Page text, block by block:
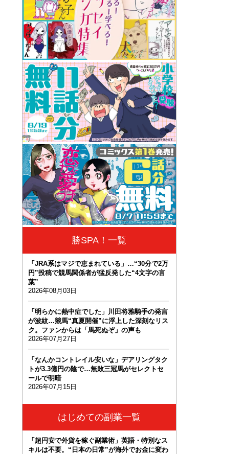
勝SPA！一覧
「JRA系はマジで恵まれている」…“30分で2万
円”投稿で競馬関係者が猛反発した“4文字の言
葉”
2026年08月03日
「明らかに熱中症でした」川田将雅騎手の発言
が波紋…競馬“真夏開催”に浮上した深刻なリス
ク。ファンからは「馬死ぬぞ」の声も
2026年07月27日
「なんかコントレイル安いな」デアリングタク
トが3.3億円の陰で…無敗三冠馬がセレクトセ
ールで明暗
2026年07月15日
はじめての副業一覧
「超円安で外貨を稼ぐ副業術」英語・特別なス
キルは不要。“日本の日常”が海外でお金に変わ